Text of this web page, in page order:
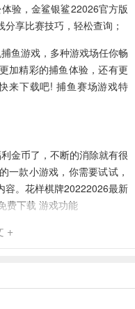
验，金鲨银鲨22026官方版
享比赛技巧，轻松查询；
鱼游戏，多种游戏场任你畅
加精彩的捕鱼体验，还有更
来下载吧! 捕鱼赛场游戏特
金币了，不断的消除就有很
一款小游戏，你需要试试，
容。花样棋牌20222026最新
费下载 游戏功能
家都选择棋牌娱乐丰富，真
槛，选择自己喜欢的玩法在
善係统和不一样的玩法竞技
+